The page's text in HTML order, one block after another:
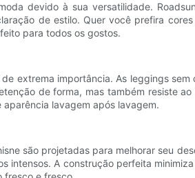
devido à sua versatilidade.
de estilo. Quer você prefira
para todos os gostos.
extrema importância. As leggings
de forma, mas também resiste
lavagem após lavagem.
são projetadas para melhorar seu
intensos. A construção perfeita